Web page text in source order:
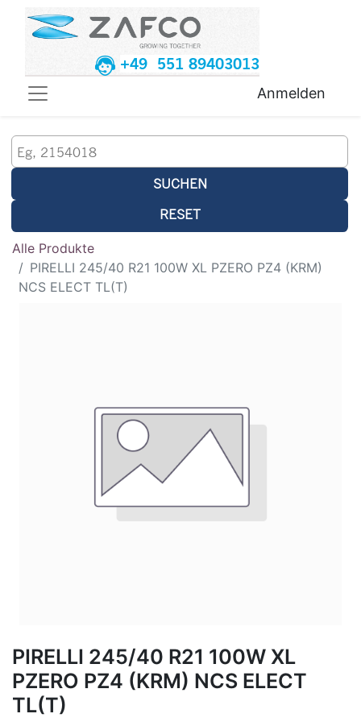
+49 551 89403013
Anmelden
SUCHEN
RESET
Alle Produkte
PIRELLI 245/40 R21 100W XL PZERO PZ4 (KRM)
NCS ELECT TL(T)
PIRELLI 245/40 R21 100W XL
PZERO PZ4 (KRM) NCS ELECT
TL(T)